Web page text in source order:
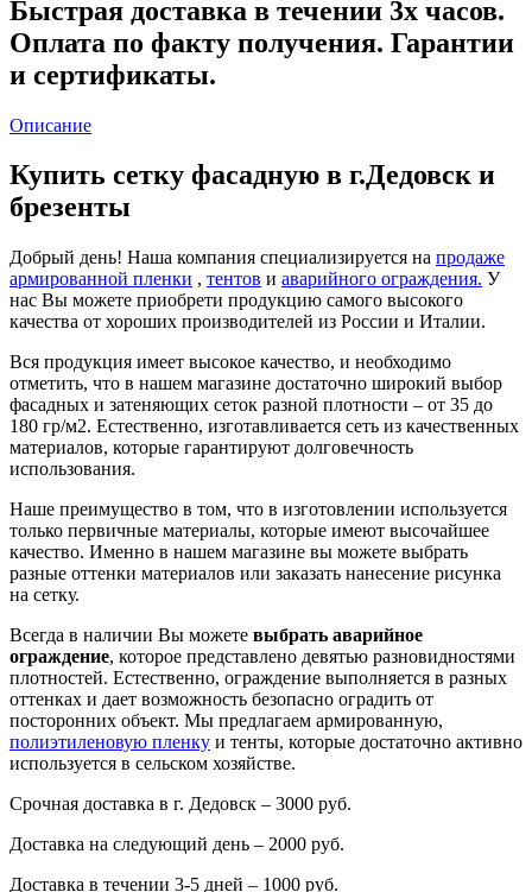
Быстрая доставка в течении 3х часов.
Оплата по факту получения. Гарантии
и сертификаты.
Описание
Купить сетку фасадную в г.Дедовск и
брезенты
Добрый день! Наша компания специализируется на продаже
армированной пленки , тентов и аварийного ограждения. У
нас Вы можете приобрети продукцию самого высокого
качества от хороших производителей из России и Италии.
Вся продукция имеет высокое качество, и необходимо
отметить, что в нашем магазине достаточно широкий выбор
фасадных и затеняющих сеток разной плотности – от 35 до
180 гр/м2. Естественно, изготавливается сеть из качественных
материалов, которые гарантируют долговечность
использования.
Наше преимущество в том, что в изготовлении используется
только первичные материалы, которые имеют высочайшее
качество. Именно в нашем магазине вы можете выбрать
разные оттенки материалов или заказать нанесение рисунка
на сетку.
Всегда в наличии Вы можете выбрать аварийное
ограждение, которое представлено девятью разновидностями
плотностей. Естественно, ограждение выполняется в разных
оттенках и дает возможность безопасно оградить от
посторонних объект. Мы предлагаем армированную,
полиэтиленовую пленку и тенты, которые достаточно активно
используется в сельском хозяйстве.
Срочная доставка в г. Дедовск – 3000 руб.
Доставка на следующий день – 2000 руб.
Доставка в течении 3-5 дней – 1000 руб.